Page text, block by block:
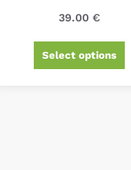
39.00€
Select options